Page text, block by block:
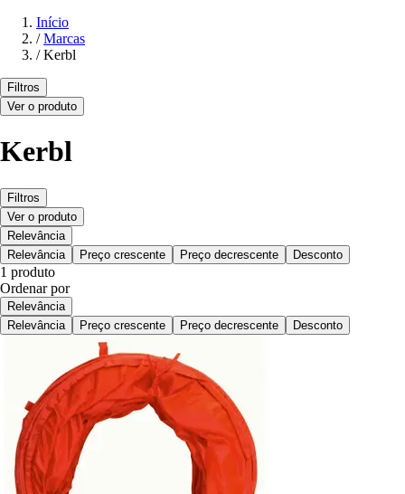
Início
/ Marcas
/ Kerbl
Filtros
Ver o produto
Kerbl
Filtros
Ver o produto
Relevância
Relevância
Preço crescente Preço decrescente Desconto
1 produto
Ordenar por
Relevância
Relevância
Preço crescente Preço decrescente Desconto